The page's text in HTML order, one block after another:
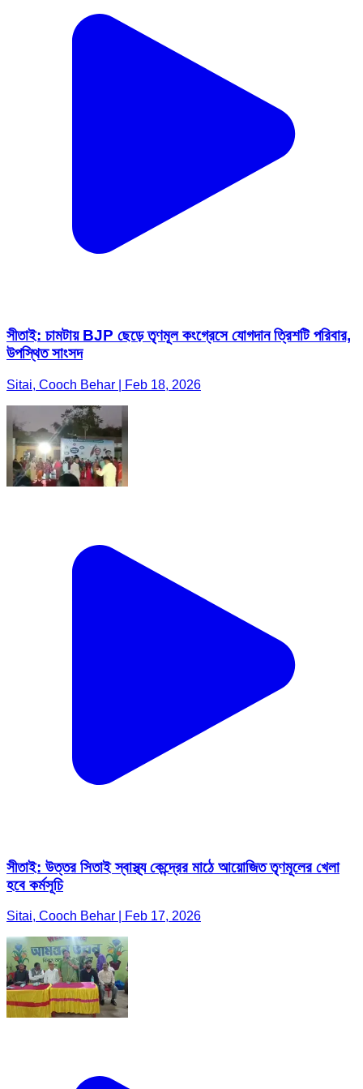
সীতাই: চামটায় BJP ছেড়ে তৃণমূল কংগ্রেসে যোগদান ত্রিশটি পরিবার,
উপস্থিত সাংসদ
Sitai, Cooch Behar | Feb 18, 2026
সীতাই: উত্তর সিতাই স্বাস্থ্য কেন্দ্রের মাঠে আয়োজিত তৃণমূলের খেলা
হবে কর্মসূচি
Sitai, Cooch Behar | Feb 17, 2026